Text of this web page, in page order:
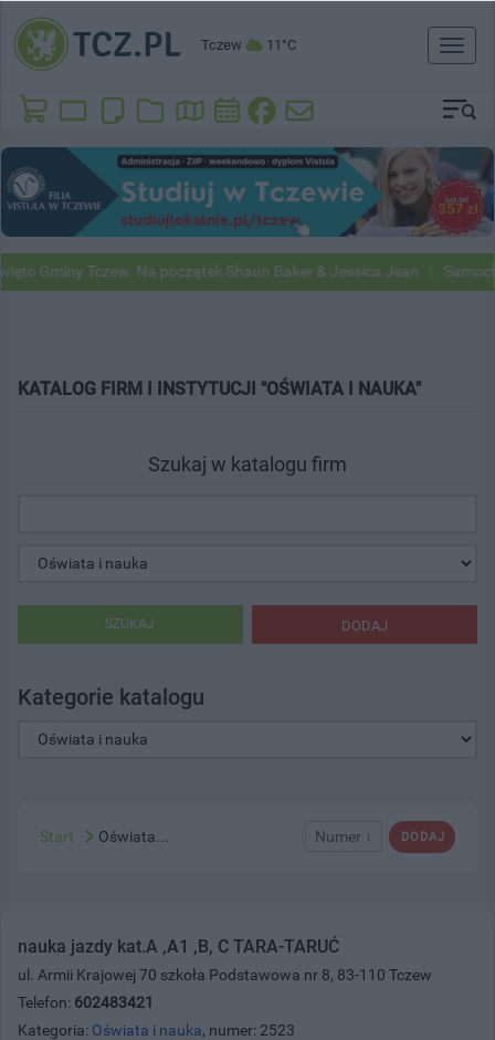
Tczew 11°C
Toggle
Gminy Tczew. Na początek Shaun Baker & Jessica Jean
KATALOG FIRM I INSTYTUCJI "OŚWIATA I NAUKA"
Szukaj w katalogu firm
DODAJ
SZUKAJ
Kategorie katalogu
DODAJ
Numer ↓
Start Oświata...
nauka jazdy kat.A ,A1 ,B, C TARA-TARUĆ
ul. Armii Krajowej 70 szkoła Podstawowa nr 8, 83-110 Tczew
Telefon: 602483421
Kategoria: Oświata i nauka, numer: 2523